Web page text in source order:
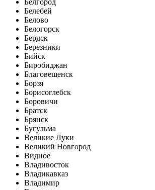
Белебей
Белово
Белогорск
Бердск
Березники
Бийск
Биробиджан
Благовещенск
Борзя
Борисоглебск
Боровичи
Братск
Брянск
Бугульма
Великие Луки
Великий Новгород
Видное
Владивосток
Владикавказ
Владимир